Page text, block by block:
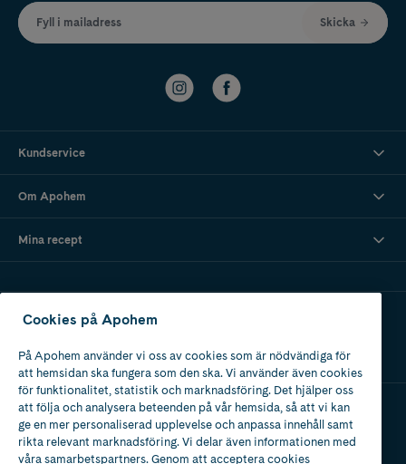
Fyll i mailadress Skicka
Kundservice
Om Apohem
Mina recept
Ladda ner vår app
Apotek med tillstånd
av Läkemedelsverket
Cookies på Apohem
På Apohem använder vi oss av cookies som är nödvändiga för
att hemsidan ska fungera som den ska. Vi använder även cookies
för funktionalitet, statistik och marknadsföring. Det hjälper oss
att följa och analysera beteenden på vår hemsida, så att vi kan
ge en mer personaliserad upplevelse och anpassa innehåll samt
rikta relevant marknadsföring. Vi delar även informationen med
våra samarbetspartners. Genom att acceptera cookies